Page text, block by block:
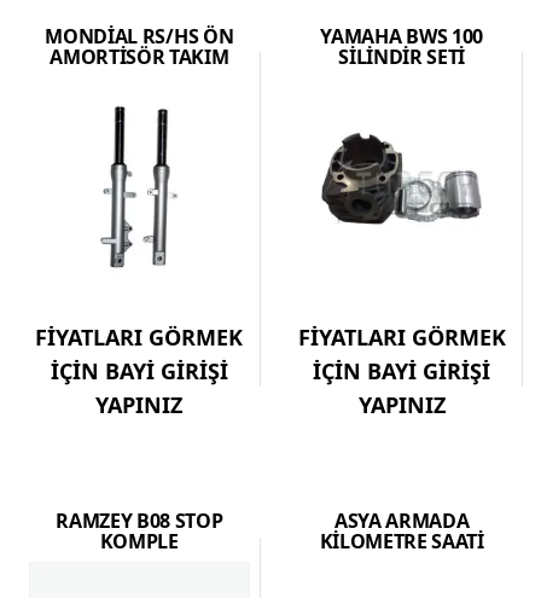
MONDİAL RS/HS ÖN
AMORTİSÖR TAKIM
FİYATLARI GÖRMEK
İÇİN BAYİ GİRİŞİ
YAPINIZ
YAMAHA BWS 100
SİLİNDİR SETİ
FİYATLARI GÖRMEK
İÇİN BAYİ GİRİŞİ
YAPINIZ
RAMZEY B08 STOP
KOMPLE
ASYA ARMADA
KİLOMETRE SAATİ